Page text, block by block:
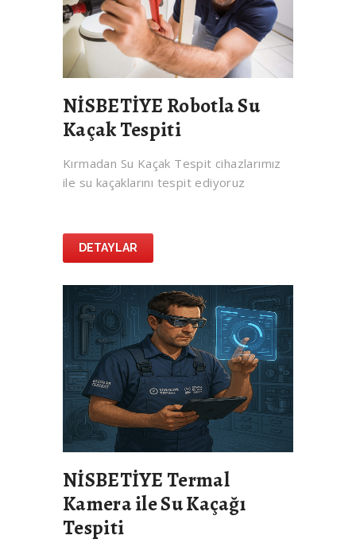
NİSBETİYE Robotla Su
Kaçak Tespiti
Kırmadan Su Kaçak Tespit cihazlarımız
ile su kaçaklarını tespit ediyoruz
DETAYLAR
NİSBETİYE Termal
Kamera ile Su Kaçağı
Tespiti